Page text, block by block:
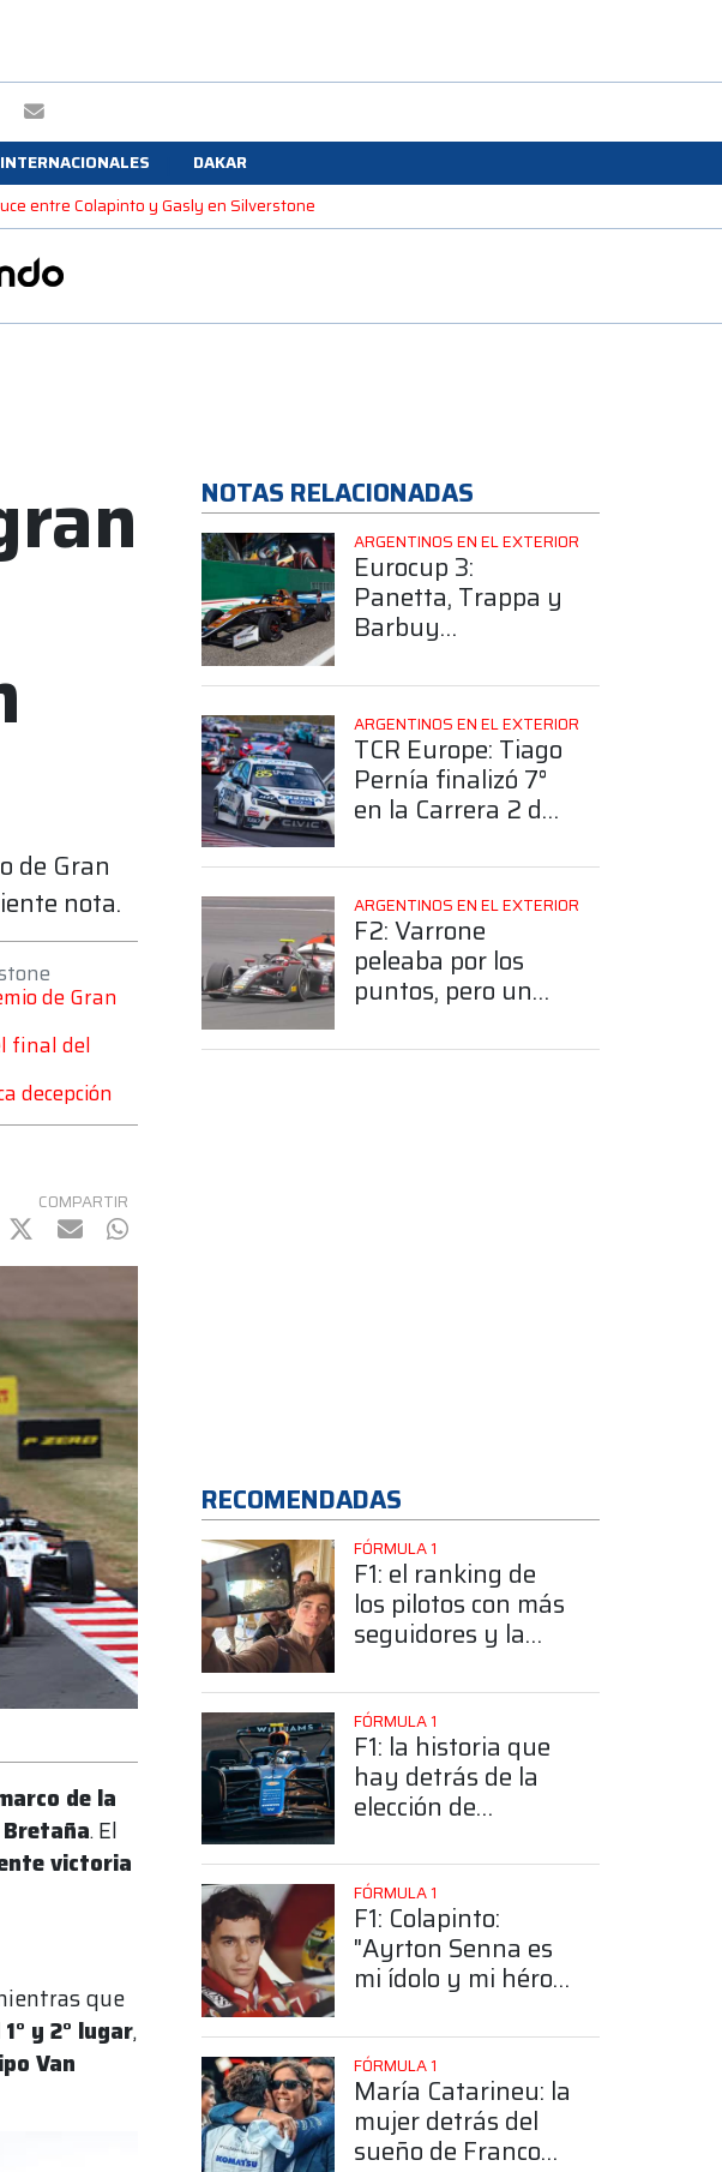
INTERNACIONALES
DAKAR
entre Colapinto y Gasly en Silverstone
de Gran
nota.
de Gran
final del
decepción
COMPARTIR
Twitter
mail WhatsApp
de la
. El
victoria
que
y 2° lugar,
Van
NOTAS RELACIONADAS
ARGENTINOS EN EL EXTERIOR
Eurocup 3:
Panetta, Trappa y
Barbuy
pasos por Imola
ARGENTINOS EN EL EXTERIOR
TCR Europe: Tiago
Pernía finalizó 7°
en la Carrera 2 de
ARGENTINOS EN EL EXTERIOR
F2: Varrone
peleaba por los
puntos, pero un
Silverstone
RECOMENDADAS
FÓRMULA 1
F1: el ranking de
los pilotos con más
seguidores y la
posición de
Colapinto
FÓRMULA 1
F1: la historia que
hay detrás de la
elección de
número 43
FÓRMULA 1
F1: Colapinto:
"Ayrton Senna es
mi ídolo y mi héroe
FÓRMULA 1
María Catarineu: la
mujer detrás del
sueño de Franco